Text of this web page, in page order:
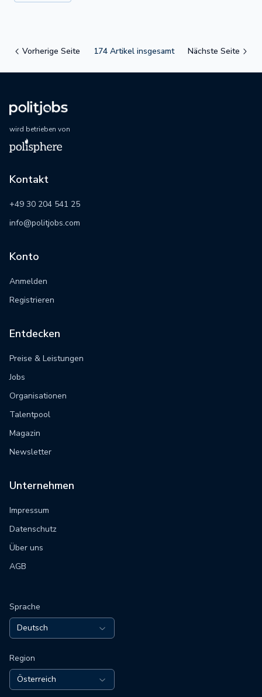
Vorherige Seite 174 Artikel insgesamt Nächste Seite
wird betrieben von
Kontakt
+49 30 204 541 25
info@politjobs.com
Konto
Anmelden
Registrieren
Entdecken
Preise & Leistungen
Jobs
Organisationen
Talentpool
Magazin
Newsletter
Unternehmen
Impressum
Datenschutz
Über uns
AGB
Sprache
Deutsch
Region
Österreich